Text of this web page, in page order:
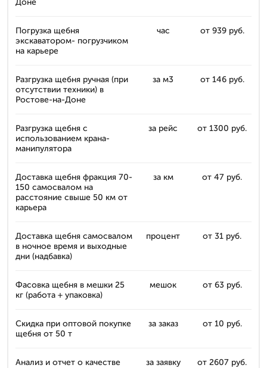
Доне
Погрузка щебня
экскаватором- погрузчиком
на карьере
час от 939 руб.
Разгрузка щебня ручная (при
отсутствии техники) в
Ростове-на-Доне
за м3 от 146 руб.
Разгрузка щебня с
использованием крана-
манипулятора
за рейс от 1300 руб.
Доставка щебня фракция 70-
150 самосвалом на
расстояние свыше 50 км от
карьера
за км от 47 руб.
Доставка щебня самосвалом
в ночное время и выходные
дни (надбавка)
процент от 31 руб.
Фасовка щебня в мешки 25
кг (работа + упаковка)
мешок от 63 руб.
Скидка при оптовой покупке
щебня от 50 т
за заказ от 10 руб.
Анализ и отчет о качестве
за заявку от 2607 руб.